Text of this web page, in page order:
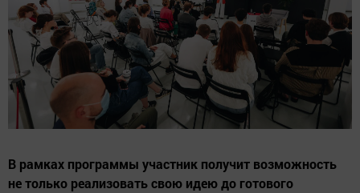
В рамках программы участник получит возможность
не только реализовать свою идею до готового